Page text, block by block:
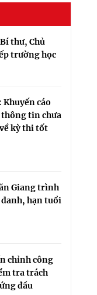
thư, Chủ
trường học
Khuyến cáo
tin chưa
kỳ thi tốt
Giang trình
danh, hạn tuổi
chỉnh công
tra trách
đầu